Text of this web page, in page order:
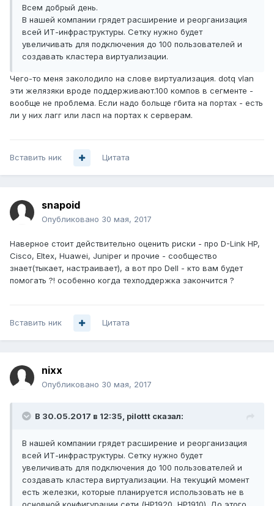
Всем добрый день.
В нашей компании грядет расширение и реорганизация
всей ИТ-инфраструктуры. Сетку нужно будет
увеличивать для подключения до 100 пользователей и
создавать кластера виртуализации.
Чего-то меня заколодило на слове виртуализация. dotq vlan
эти желязяки вроде поддерживают.100 компов в сегменте -
вообще не проблема. Если надо больще гбита на портах - есть
ли у них лагг или ласп на портах к серверам.
Вставить ник Цитата
snapoid
Опубликовано 30 мая, 2017
Наверное стоит действительно оценить риски - про D-Link HP,
Cisco, Eltex, Huawei, Juniper и прочие - сообщество
знает(тыкает, настраивает), а вот про Dell - кто вам будет
помогать ?! особенно когда техподдержка закончится ?
Вставить ник Цитата
nixx
Опубликовано 30 мая, 2017
В 30.05.2017 в 12:35, pilottt сказал:
В нашей компании грядет расширение и реорганизация
всей ИТ-инфраструктуры. Сетку нужно будет
увеличивать для подключения до 100 пользователей и
создавать кластера виртуализации. На текущий момент
есть железки, которые планируется использовать не в